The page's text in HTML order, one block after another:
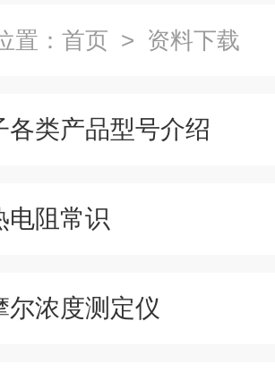
置： 首页 > 资料下载
各类产品型号介绍
电阻常识
尔浓度测定仪